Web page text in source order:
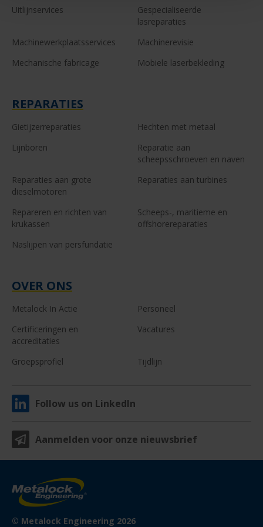
Uitlijnservices
Gespecialiseerde
lasreparaties
Machinewerkplaatsservices
Machinerevisie
Mechanische fabricage
Mobiele laserbekleding
REPARATIES
Gietijzerreparaties
Hechten met metaal
Lijnboren
Reparatie aan
scheepsschroeven en naven
Reparaties aan grote
dieselmotoren
Reparaties aan turbines
Repareren en richten van
krukassen
Scheeps-, maritieme en
offshorereparaties
Naslijpen van persfundatie
OVER ONS
Metalock In Actie
Personeel
Certificeringen en
accreditaties
Vacatures
Groepsprofiel Tijdlijn
Follow us on LinkedIn
Aanmelden voor onze nieuwsbrief
© Metalock Engineering 2026